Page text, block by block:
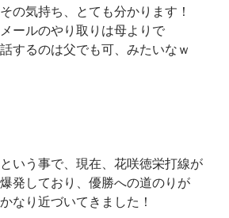
その気持ち、とても分かります！
メールのやり取りは母よりで
話するのは父でも可、みたいなｗ
という事で、現在、花咲徳栄打線が
爆発しており、優勝への道のりが
かなり近づいてきました！